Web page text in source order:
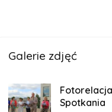
Galerie zdjęć
Spotkania